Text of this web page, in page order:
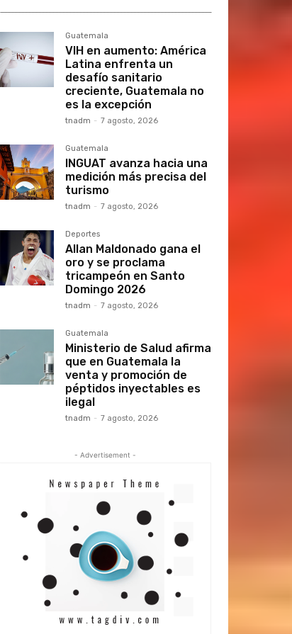
Guatemala
VIH en aumento: América
Latina enfrenta un
desafío sanitario
creciente, Guatemala no
es la excepción
tnadm - 7 agosto, 2026
Guatemala
INGUAT avanza hacia una
medición más precisa del
turismo
tnadm - 7 agosto, 2026
Deportes
Allan Maldonado gana el
oro y se proclama
tricampeón en Santo
Domingo 2026
tnadm - 7 agosto, 2026
Guatemala
Ministerio de Salud afirma
que en Guatemala la
venta y promoción de
péptidos inyectables es
ilegal
tnadm - 7 agosto, 2026
- Advertisement -